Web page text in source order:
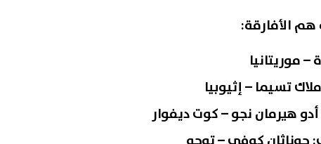
هم الأفارقة:
موريتانيا
أدو هيرمان نجو – كوت ديفوار